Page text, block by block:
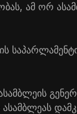
ამ ორ